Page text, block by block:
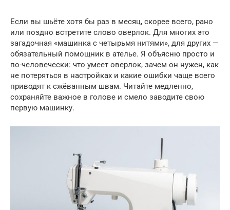
Если вы шьёте хотя бы раз в месяц, скорее всего, рано
или поздно встретите слово оверлок. Для многих это
загадочная «машинка с четырьмя нитями», для других —
обязательный помощник в ателье. Я объясню просто и
по-человечески: что умеет оверлок, зачем он нужен, как
не потеряться в настройках и какие ошибки чаще всего
приводят к сжёванным швам. Читайте медленно,
сохраняйте важное в голове и смело заводите свою
первую машинку.